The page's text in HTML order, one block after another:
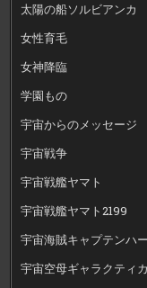
太陽の船ソルビアンカ
女性育毛
女神降臨
学園もの
宇宙からのメッセージ
宇宙戦争
宇宙戦艦ヤマト
宇宙戦艦ヤマト2199
宇宙海賊キャプテンハ
宇宙空母ギャラクティカ